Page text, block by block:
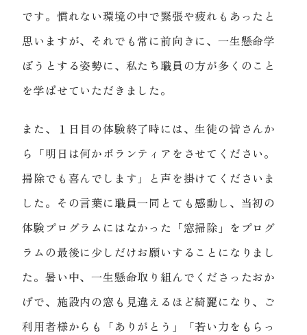
です。慣れない環境の中で緊張や疲れもあったと
思いますが、それでも常に前向きに、一生懸命学
ぼうとする姿勢に、私たち職員の方が多くのこと
を学ばせていただきました。
また、１日目の体験終了時には、生徒の皆さんか
ら「明日は何かボランティアをさせてください。
掃除でも喜んでします」と声を掛けてくださいま
した。その言葉に職員一同とても感動し、当初の
体験プログラムにはなかった「窓掃除」をプログ
ラムの最後に少しだけお願いすることになりまし
た。暑い中、一生懸命取り組んでくださったおか
げで、施設内の窓も見違えるほど綺麗になり、ご
利用者様からも「ありがとう」「若い力をもらっ